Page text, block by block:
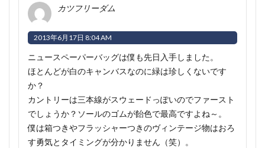
カツフリーダム
2013年6月17日 8:04 AM
ニュースペーパーバッグは僕も先日入手しました。
ほとんどが白のキャンバスなのに緑は珍しくないです
か？
カントリーは三本線がスウェードっぽいのでファースト
でしょうか？ソールのゴムが飴色で最高ですよね～ 。
僕は箱つきやフラッシャーつきのヴィンテージ物はおろ
す勇気とタイミングが分かりません（笑）。